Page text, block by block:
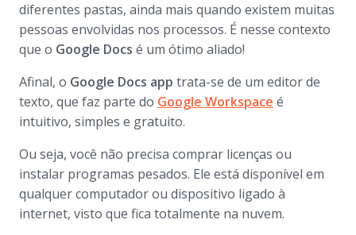
diferentes pastas, ainda mais quando existem muitas
pessoas envolvidas nos processos. É nesse contexto
que o Google Docs é um ótimo aliado!
Afinal, o Google Docs app trata-se de um editor de
texto, que faz parte do Google Workspace é
intuitivo, simples e gratuito.
Ou seja, você não precisa comprar licenças ou
instalar programas pesados. Ele está disponível em
qualquer computador ou dispositivo ligado à
internet, visto que fica totalmente na nuvem.